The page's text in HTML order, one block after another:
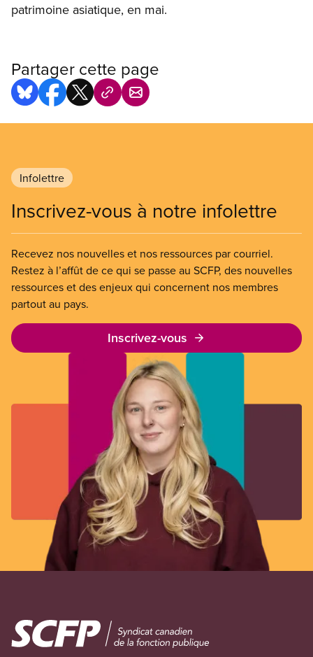
patrimoine asiatique, en mai.
Partager cette page
Infolettre
Inscrivez-vous à notre infolettre
Recevez nos nouvelles et nos ressources par courriel.
Restez à l’affût de ce qui se passe au SCFP, des nouvelles
ressources et des enjeux qui concernent nos membres
partout au pays.
Inscrivez-vous
Image